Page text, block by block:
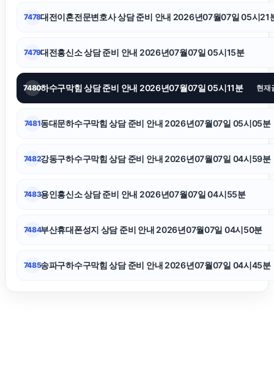
서울성범죄변호사
인스타 팔로워
강아지보호소
마포구하수구막힘
7478대전이혼전문변호사 상담 준비 안내 2026년07월07일 05시21
7479대전흥신소 상담 준비 안내 2026년07월07일 05시15분
7480하수구막힘 상담 준비 안내 2026년07월07일 05시11분 현재
7481동대문하수구막힘 상담 준비 안내 2026년07월07일 05시05분
7482강동구하수구막힘 상담 준비 안내 2026년07월07일 04시59분
7483용인흥신소 상담 준비 안내 2026년07월07일 04시55분
7484부산휴대폰성지 상담 준비 안내 2026년07월07일 04시50분
7485송파구하수구막힘 상담 준비 안내 2026년07월07일 04시45분